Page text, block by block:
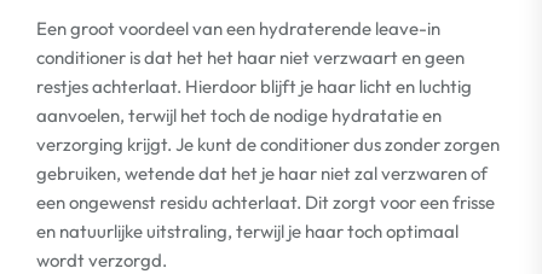
Een groot voordeel van een hydraterende leave-in
conditioner is dat het het haar niet verzwaart en geen
restjes achterlaat. Hierdoor blijft je haar licht en luchtig
aanvoelen, terwijl het toch de nodige hydratatie en
verzorging krijgt. Je kunt de conditioner dus zonder zorgen
gebruiken, wetende dat het je haar niet zal verzwaren of
een ongewenst residu achterlaat. Dit zorgt voor een frisse
en natuurlijke uitstraling, terwijl je haar toch optimaal
wordt verzorgd.